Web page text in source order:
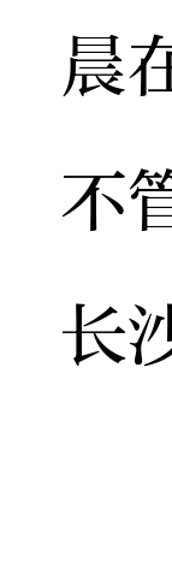
晨
不
长